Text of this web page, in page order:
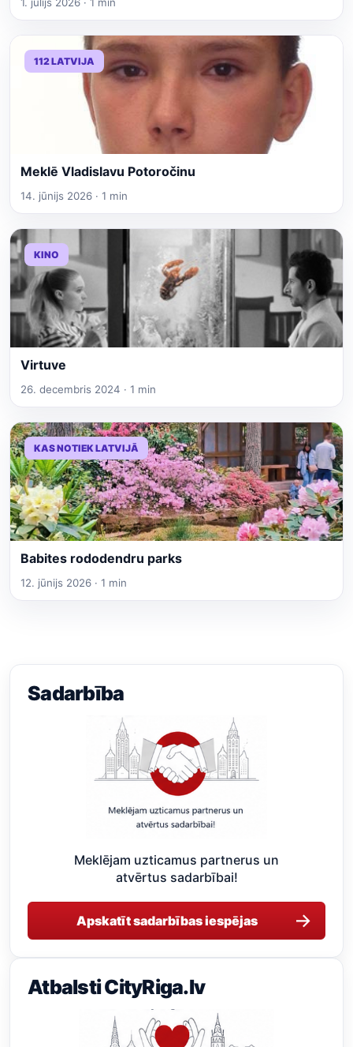
112 LATVIJA
Meklē Vladislavu Potoročinu
14. jūnijs 2026 · 1 min
KINO
Virtuve
26. decembris 2024 · 1 min
KAS NOTIEK LATVIJĀ
Babites rododendru parks
12. jūnijs 2026 · 1 min
Sadarbība
Meklējam uzticamus partnerus un
atvērtus sadarbībai!
Apskatīt sadarbības iespējas →
Atbalsti CityRiga.lv